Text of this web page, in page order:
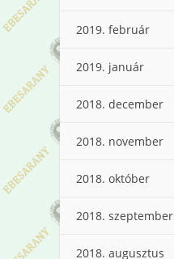
2019. február
2019. január
2018. december
2018. november
2018. október
2018. szeptember
2018. augusztus